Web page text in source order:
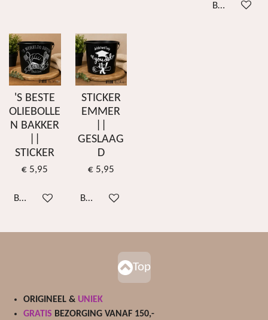
Bekijk details
'S BESTE
OLIEBOLLE
N BAKKER
STICKER
€ 5,95
Bekijk details
STICKER
EMMER
GESLAAG
D
€ 5,95
Bekijk details
Top
ORIGINEEL & UNIEK
GRATIS BEZORGING VANAF 150,-